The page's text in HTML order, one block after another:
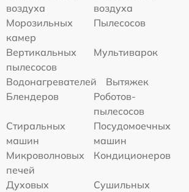
воздуха
воздуха
Морозильных
камер
Пылесосов
Вертикальных
пылесосов
Мультиварок
Водонагревателей
Вытяжек
Блендеров
Роботов-
пылесосов
Стиральных
машин
Посудомоечных
машин
Микроволновых
печей
Кондиционеров
Духовых
Сушильных